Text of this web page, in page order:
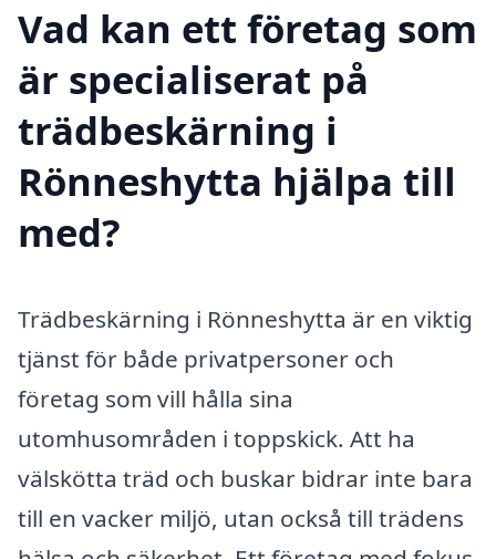
Vad kan ett företag som
är specialiserat på
trädbeskärning i
Rönneshytta hjälpa till
med?
Trädbeskärning i Rönneshytta är en viktig
tjänst för både privatpersoner och
företag som vill hålla sina
utomhusområden i toppskick. Att ha
välskötta träd och buskar bidrar inte bara
till en vacker miljö, utan också till trädens